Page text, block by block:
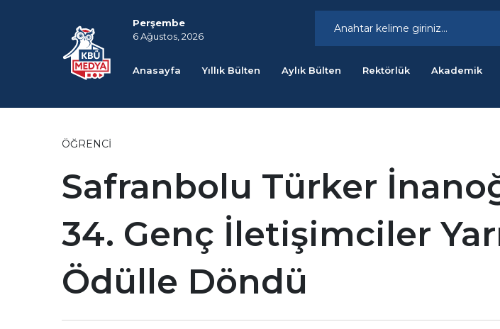
Perşembe
6 Ağustos, 2026
Anasayfa Yıllık Bülten Aylık Bülten Rektörlük Akademik
ÖĞRENCI
Safranbolu Türker
34. Genç İletişimciler
Ödülle Döndü